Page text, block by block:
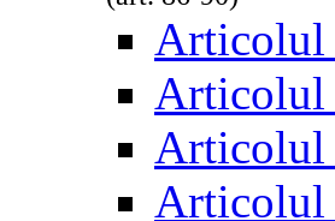
Articolul
Articolul
Articolul
Articolul